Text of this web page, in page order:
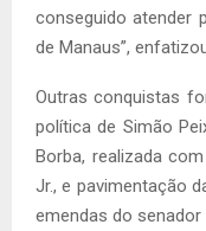
conseguido atender
de Manaus”,
Outras conquistas
política de Simão
Borba, realizada
Jr., e pavimentação
emendas do senador